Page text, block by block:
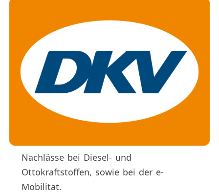
Nachlässe bei Diesel- und
Ottokraftstoffen, sowie bei der e-
Mobilität.